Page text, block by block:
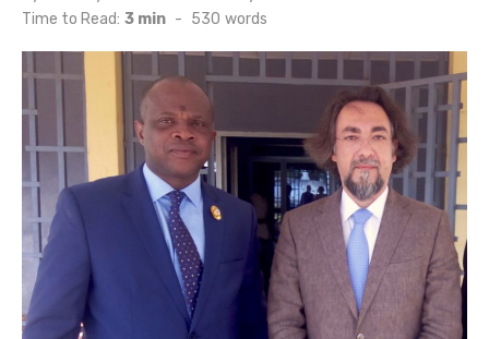
Time to Read: 3 min - 530 words